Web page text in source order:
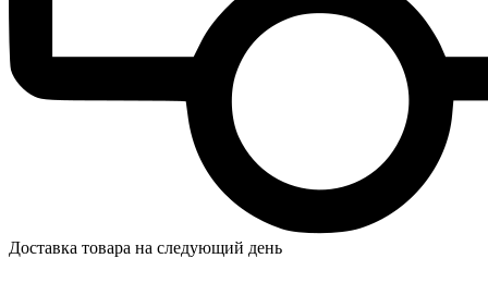
Доставка товара на следующий день